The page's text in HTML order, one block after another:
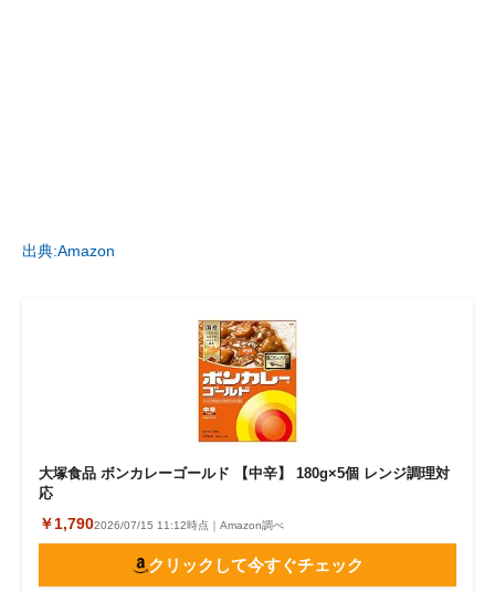
出典:Amazon
大塚食品 ボンカレーゴールド 【中辛】 180g×5個 レンジ調理対
応
￥1,7902026/07/15 11:12時点｜Amazon調べ
クリックして今すぐチェック